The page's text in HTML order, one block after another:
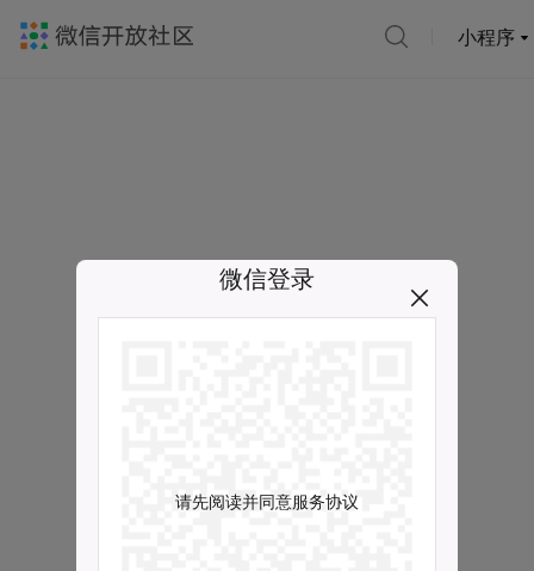
小程序
微信登录
请先阅读并同意服务协议